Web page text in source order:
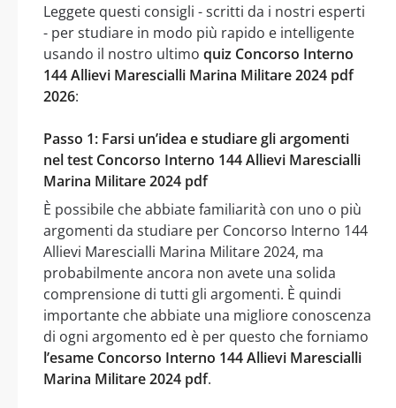
Leggete questi consigli - scritti da i nostri esperti
- per studiare in modo più rapido e intelligente
usando il nostro ultimo quiz Concorso Interno
144 Allievi Marescialli Marina Militare 2024 pdf
2026:
Passo 1: Farsi un’idea e studiare gli argomenti
nel test Concorso Interno 144 Allievi Marescialli
Marina Militare 2024 pdf
È possibile che abbiate familiarità con uno o più
argomenti da studiare per Concorso Interno 144
Allievi Marescialli Marina Militare 2024, ma
probabilmente ancora non avete una solida
comprensione di tutti gli argomenti. È quindi
importante che abbiate una migliore conoscenza
di ogni argomento ed è per questo che forniamo
l’esame Concorso Interno 144 Allievi Marescialli
Marina Militare 2024 pdf.